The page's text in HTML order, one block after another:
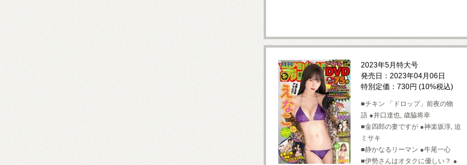
2023年5月特大号
発売日：2023年04月06日
特別定価：730円 (10%税込)
■チキン 「ドロップ」前夜の物
語 ●井口達也, 歳脇将幸
■金四郎の妻ですが ●神楽坂淳, 迫
ミサキ
■静かなるリーマン ●牛尾一心
■伊勢さんはオタクに優しい？ ●